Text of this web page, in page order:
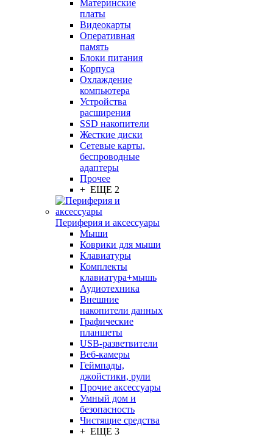
Материнские
платы
Видеокарты
Оперативная
память
Блоки питания
Корпуса
Охлаждение
компьютера
Устройства
расширения
SSD накопители
Жесткие диски
Сетевые карты,
беспроводные
адаптеры
Прочее
+ ЕЩЕ 2
Периферия и аксессуары
Мыши
Коврики для мыши
Клавиатуры
Комплекты
клавиатура+мышь
Аудиотехника
Внешние
накопители данных
Графические
планшеты
USB-разветвители
Веб-камеры
Геймпады,
джойстики, рули
Прочие аксессуары
Умный дом и
безопасность
Чистящие средства
+ ЕЩЕ 3